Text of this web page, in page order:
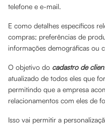
telefone e e-mail.
E como detalhes específicos
compras; preferências de
informações demográficas ou
O objetivo do cadastro de
atualizado de todos eles que
permitindo que a empresa
relacionamentos com eles de
Isso vai permitir a